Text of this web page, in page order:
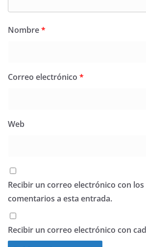
Nombre*
Correo electrónico *
Web
Recibir un correo electrónico con los
comentarios a esta entrada.
Recibir un correo electrónico con